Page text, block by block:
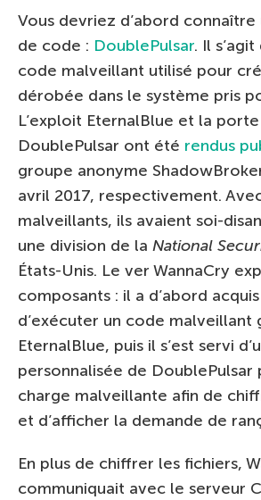
Vous devriez d’abord
de code : DoublePulsar. Il
code malveillant utilisé pour
dérobée dans le système pris
L’exploit EternalBlue et la
DoublePulsar ont été rendus
groupe anonyme
avril 2017, respectivement.
malveillants, ils avaient soi-
une division de la National
États-Unis. Le ver WannaCry
composants : il a d’abord
d’exécuter un code malveillant
EternalBlue, puis il s’est servi
personnalisée de DoublePulsar
charge malveillante afin de
et d’afficher la demande de
En plus de chiffrer les fichiers,
communiquait avec le serveur